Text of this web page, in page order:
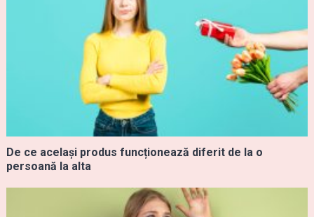
De ce același produs funcționează diferit de la o
persoană la alta